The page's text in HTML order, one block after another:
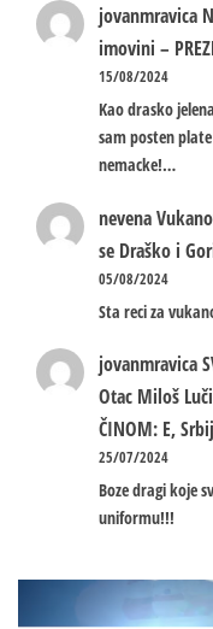
jovanmravica
imovini –
15/08/2024
Kao drasko
sam posten
nemacke!…
nevena
se Draško i
05/08/2024
Sta reci za
jovanmravica
Otac Miloš
ČINOM: E,
25/07/2024
Boze dragi koje
uniformu!!!